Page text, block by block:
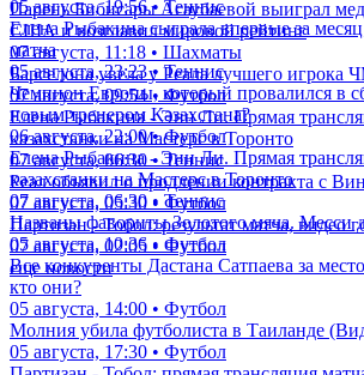
Парень Бибисары Асаубаевой выиграл
США и возглавил мировой рейтинг
07 августа, 11:18 • Шахматы
Барселона увела у Реала лучшего игрока
07 августа, 09:54 • Футбол
Елена Рыбакина - Энн Ли. Прямая
казахстанки на Мастерс в Торонто
07 августа, 06:30 • Теннис
Реал объявил о продлении контракта с
07 августа, 05:30 • Футбол
Партизан - Тобол: результат матча, видео
07 августа, 02:05 • Футбол
еще новости
05 августа, 19:56 • Теннис
Елена Рыбакина сыграла впервые за
матча
05 августа, 23:23 • Теннис
Чемпион Европы, который провалился в
новым тренером Казахстана?
06 августа, 22:00 • Футбол
Елена Рыбакина - Энн Ли. Прямая
казахстанки на Мастерс в Торонто
07 августа, 06:30 • Теннис
Названы фавориты Золотого мяча. Месси
05 августа, 10:36 • Футбол
Все конкуренты Дастана Сатпаева за
кто они?
05 августа, 14:00 • Футбол
Молния убила футболиста в Таиланде
05 августа, 17:30 • Футбол